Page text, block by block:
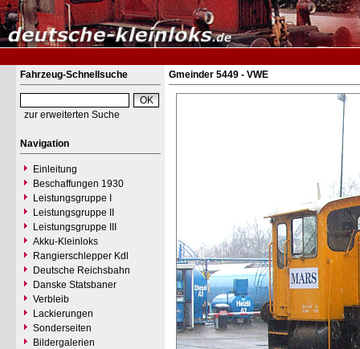
Fahrzeug-Schnellsuche
zur erweiterten Suche
Navigation
Einleitung
Beschaffungen 1930
Leistungsgruppe I
Leistungsgruppe II
Leistungsgruppe III
Akku-Kleinloks
Rangierschlepper Kdl
Deutsche Reichsbahn
Danske Statsbaner
Verbleib
Lackierungen
Sonderseiten
Bildergalerien
Gmeinder 5449 - VWE